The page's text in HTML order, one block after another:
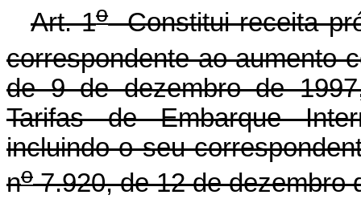
Art. 1oConstitui receita
correspondente ao aumento
de 9 de dezembro de
Tarifas de Embarque
incluindo o seu
no7.920, de 12 de dezembro